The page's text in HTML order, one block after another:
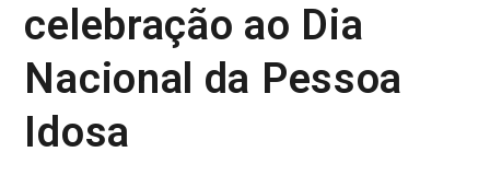
celebração ao Dia
Nacional da Pessoa
Idosa